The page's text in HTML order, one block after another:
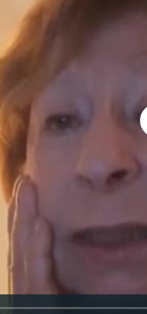
No media